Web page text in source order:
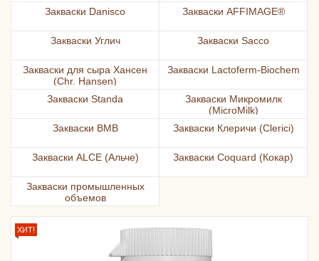
Закваски Danisco
Закваски AFFIMAGE®
Закваски Углич Закваски Sacco
Закваски для сыра Хансен
(Chr. Hansen)
Закваски Lactoferm-Biochem
Закваски Standa
Закваски Микромилк
(MicroMilk)
Закваски BMB
Закваски Клеричи (Clerici)
Закваски ALCE (Альче) Закваски Coquard (Кокар)
Закваски промышленных
объемов
ХИТ!